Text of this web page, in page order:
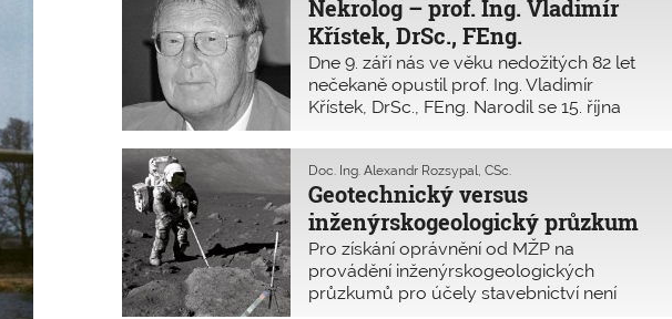
metodicky neřeší postup v tom
Nekrolog – prof. Ing. Vladimír
Křístek, DrSc., FEng.
Dne 9. září nás ve věku nedožitých 82 let
nečekaně opustil prof. Ing. Vladimír
Křístek, DrSc., FEng. Narodil se 15. října
Fakultě stavební ČVUT v Praze. Od roku
1977 působil jako profesor v oboru
betonových konstrukcí a mostů. Prošel
zde řadou funkcí, mimo jiné byl
proděkanem pro vědeckovýzkumnou
činnost a zahraniční styky a dlouholetým
vedoucím katedry betonových a zděných
konstrukcí
Geotechnický versus
inženýrskogeologický průzkum
Doc. Ing. Alexandr Rozsypal, CSc.
Pro získání oprávnění od MŽP na
provádění inženýrskogeologických
průzkumů pro účely stavebnictví není